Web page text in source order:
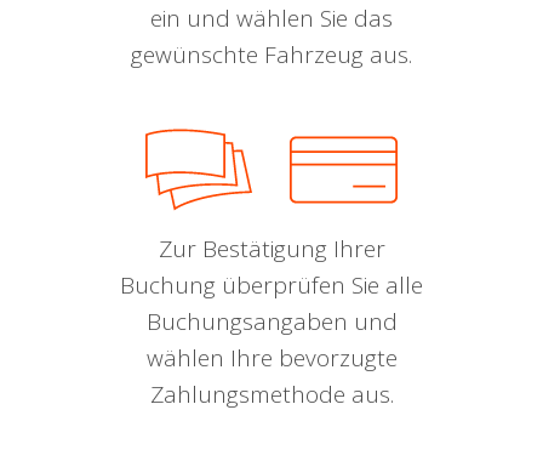
ein und wählen Sie das
gewünschte Fahrzeug aus.
Zur Bestätigung Ihrer
Buchung überprüfen Sie alle
Buchungsangaben und
wählen Ihre bevorzugte
Zahlungsmethode aus.